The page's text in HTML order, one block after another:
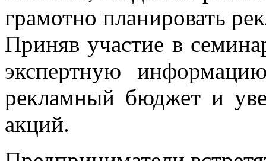
грамотно планировать
Приняв участие в
экспертную
рекламный бюджет и
акций.